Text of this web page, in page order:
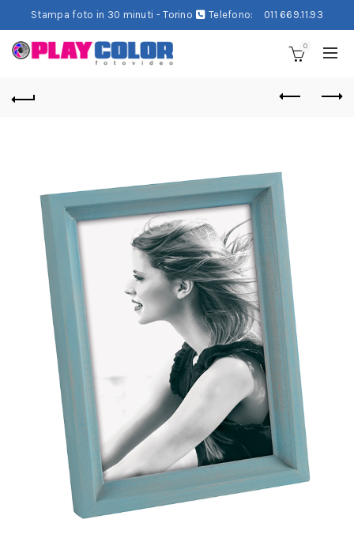
Stampa foto in 30 minuti - Torino Telefono: 011 669.11.93
0